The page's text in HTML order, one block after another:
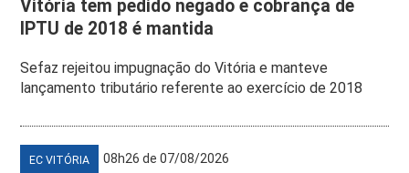
Vitória tem pedido negado e cobrança de
IPTU de 2018 é mantida
Sefaz rejeitou impugnação do Vitória e manteve
lançamento tributário referente ao exercício de 2018
EC VITÓRIA 08h26 de 07/08/2026